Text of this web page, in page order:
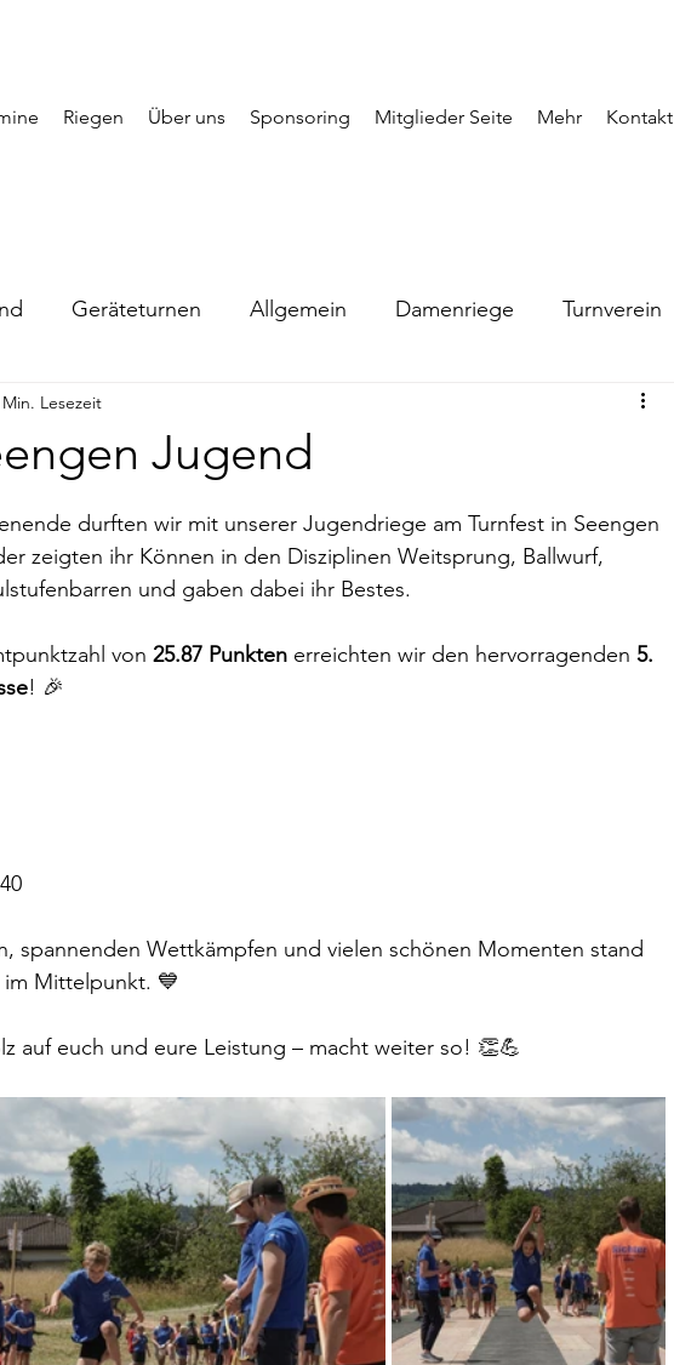
Riegen Über uns Sponsoring Mitglieder Seite Mehr Kontakt
Geräteturnen Allgemein Damenriege Turnverein
Jugend
Min. Lesezeit
durften wir mit unserer Jugendriege am Turnfest in Seengen
zeigten ihr Können in den Disziplinen Weitsprung, Ballwurf,
und gaben dabei ihr Bestes.
von 25.87 Punkten erreichten wir den hervorragenden 5.
! 🎉
spannenden Wettkämpfen und vielen schönen Momenten stand
im Mittelpunkt. 💙
auf euch und eure Leistung – macht weiter so! 👏💪